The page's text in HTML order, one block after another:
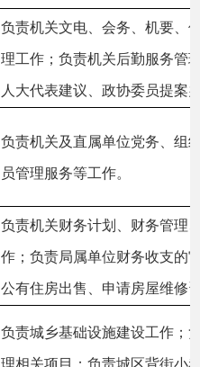
负责机关文电、会务、机要、
理工作；负责机关后勤服务管
人大代表建议、政协委员提案
负责机关及直属单位党务、组
员管理服务等工作。
负责机关财务计划、财务管理
作；负责局属单位财务收支的
公有住房出售、申请房屋维修
负责城乡基础设施建设工作；